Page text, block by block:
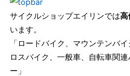
サイクルショップエイリンでは高
います。
「ロードバイク、マウンテンバ
ロスバイク、一般車、自転車関
ー」